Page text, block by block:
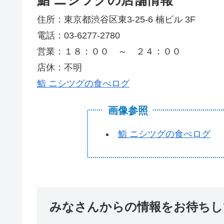
住所：東京都渋谷区東3-25-6 楠ビル 3F
電話：03-6277-2780
営業：１８：００ ～ ２４：００
店休：不明
鮨 ニシツグの食べログ
画像参照
鮨 ニシツグの食べログ
みなさんからの情報をお待ち